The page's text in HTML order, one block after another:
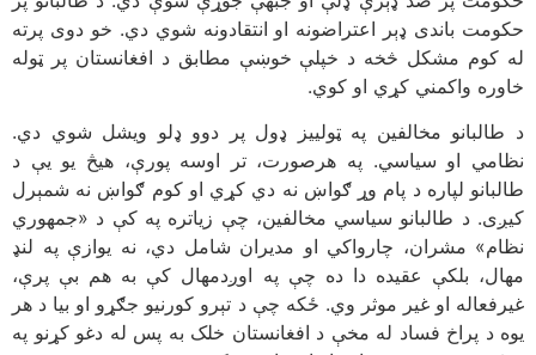
حکومت باندی ډېر اعتراضونه او انتقادونه شوي دي. خو دوی پرته
له کوم مشکل څخه د خپلې خوښې مطابق د افغانستان پر ټوله
خاوره واکمني کړي او کوي.
د طالبانو مخالفین په ټولیيز ډول پر دوو ډلو ویشل شوي دي.
نظامي او سیاسي. په هرصورت، تر اوسه پورې، هیڅ یو یې د
طالبانو لپاره د پام وړ ګواښ نه دي کړي او کوم ګواښ نه شمېرل
کیږی. د طالبانو سیاسي مخالفین، چې زیاتره په کې د «جمهوري
نظام» مشران، چارواکي او مدیران شامل دي، نه یوازې په لنډ
مهال، بلکې عقیده دا ده چې په اوږدمهال کې به هم بې پرې،
غیرفعاله او غیر موثر وي. ځکه چې د تېرو کورنیو جګړو او بیا د هر
یوه د پراخ فساد له مخې د افغانستان خلک به پس له دغو کړنو په